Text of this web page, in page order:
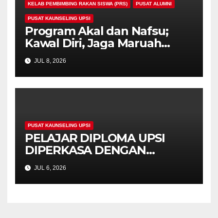
KELAB PEMBIMBING RAKAN SISWA (PRS) PUSAT ALUMNI
PUSAT KAUNSELING UPSI
Program Akal dan Nafsu;
Kawal Diri, Jaga Maruah
anjuran Pusat Kaunseling
UPSI Tingkat Kesedaran
Pelajar Menghadapi Cabaran
Sosial Di Alam Kampus
JUL 8, 2026
PUSAT KAUNSELING UPSI
PELAJAR DIPLOMA UPSI
DIPERKASA DENGAN
STRATEGI MENGURUS TEST
ANXIETY
JUL 6, 2026